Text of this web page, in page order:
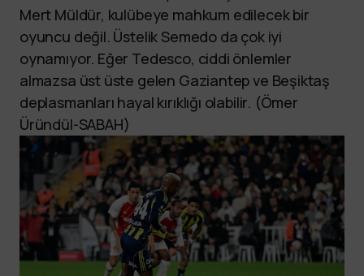
Mert Müldür, kulübeye mahkum edilecek bir
oyuncu değil. Üstelik Semedo da çok iyi
oynamıyor. Eğer Tedesco, ciddi önlemler
almazsa üst üste gelen Gaziantep ve Beşiktaş
deplasmanları hayal kırıklığı olabilir. (Ömer
Üründül-SABAH)